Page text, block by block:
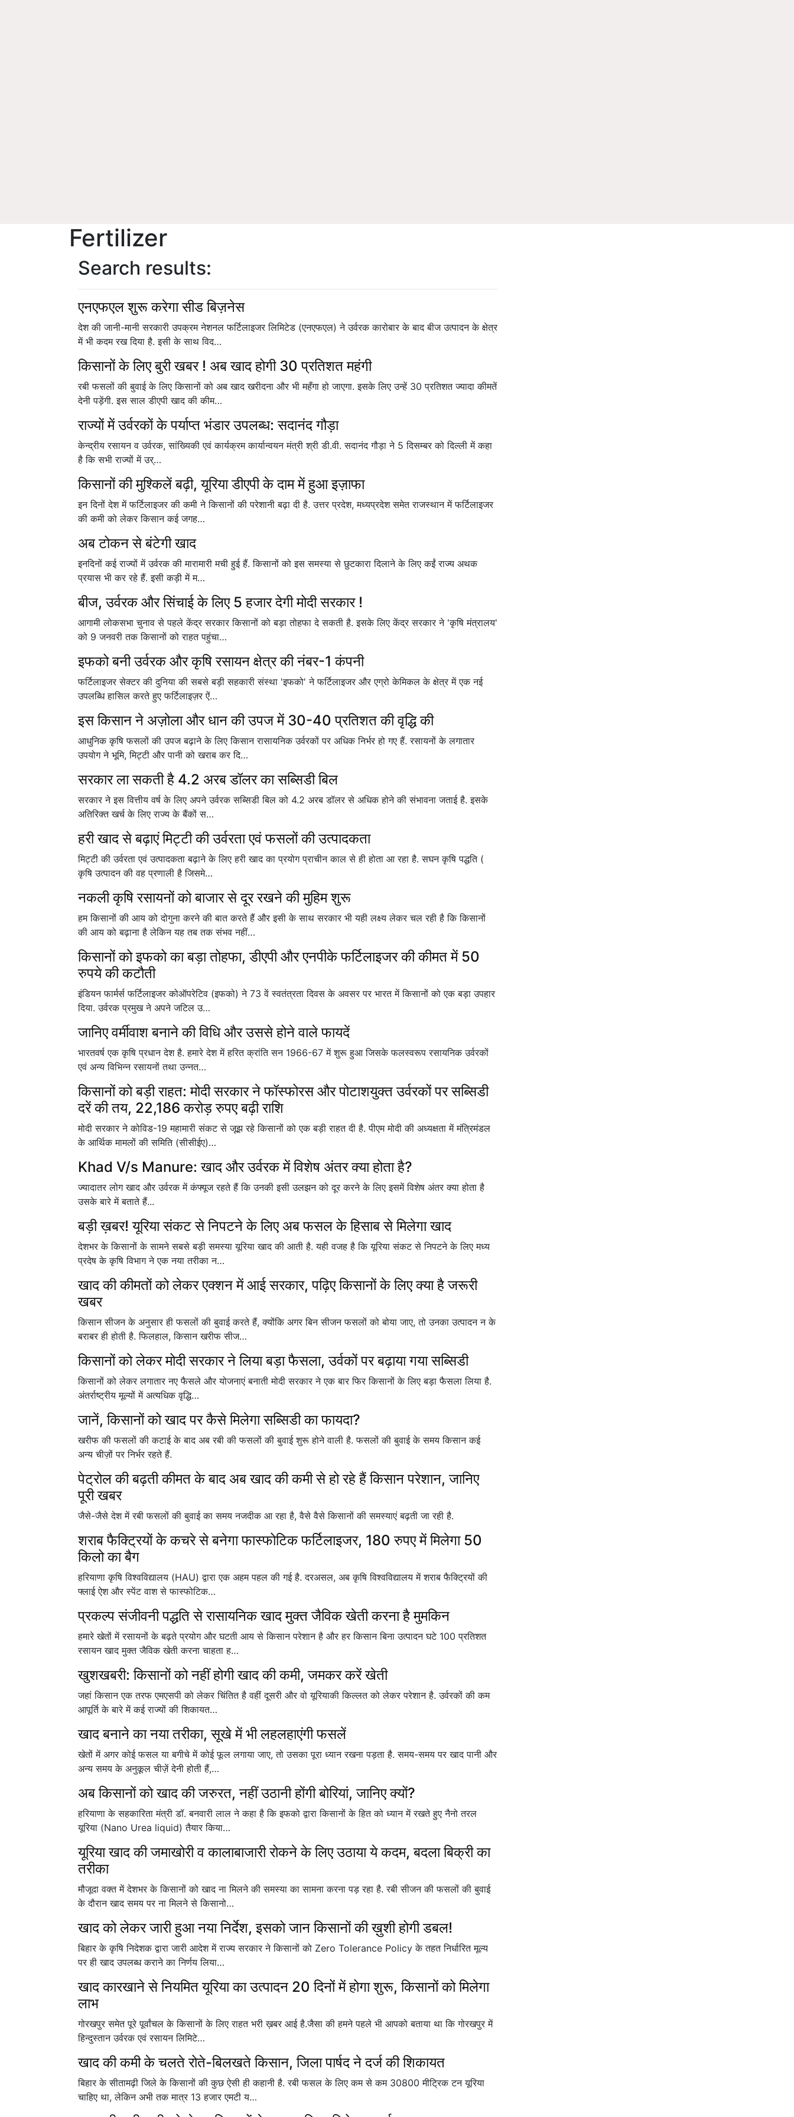
Fertilizer
Search results:
एनएफएल शुरू करेगा सीड बिज़नेस
देश की जानी-मानी सरकारी उपक्रम नेशनल फर्टिलाइजर लिमिटेड (एनएफएल) ने उर्वरक कारोबार के बाद बीज उत्पादन के क्षेत्र
में भी कदम रख दिया है. इसी के साथ विद…
किसानों के लिए बुरी खबर ! अब खाद होगी 30 प्रतिशत महंगी
रबी फसलों की बुवाई के लिए किसानों को अब खाद खरीदना और भी महँगा हो जाएगा. इसके लिए उन्हें 30 प्रतिशत ज्यादा कीमतें
देनी पड़ेंगी. इस साल डीएपी खाद की कीम…
राज्यों में उर्वरकों के पर्याप्त भंडार उपलब्ध: सदानंद गौड़ा
केन्द्रीय रसायन व उर्वरक, सांख्यिकी एवं कार्यक्रम कार्यान्वयन मंत्री श्री डी.वी. सदानंद गौड़ा ने 5 दिसम्बर को दिल्ली में कहा
है कि सभी राज्यों में उर्…
किसानों की मुश्किलें बढ़ी, यूरिया डीएपी के दाम में हुआ इज़ाफा
इन दिनों देश में फर्टिलाइजर की कमी ने किसानों की परेशानी बढ़ा दी है. उत्तर प्रदेश, मध्यप्रदेश समेत राजस्थान में फर्टिलाइजर
की कमी को लेकर किसान कई जगह…
अब टोकन से बंटेगी खाद
इनदिनों कई राज्यों में उर्वरक की मारामारी मची हुई हैं. किसानों को इस समस्या से छुटकारा दिलाने के लिए कईं राज्य अथक
प्रयास भी कर रहे हैं. इसी कड़ी में म…
बीज, उर्वरक और सिंचाई के लिए 5 हजार देगी मोदी सरकार !
आगामी लोकसभा चुनाव से पहले केंद्र सरकार किसानों को बड़ा तोहफा दे सकती है. इसके लिए केंद्र सरकार ने 'कृषि मंत्रालय'
को 9 जनवरी तक किसानों को राहत पहुंचा…
इफको बनी उर्वरक और कृषि रसायन क्षेत्र की नंबर-1 कंपनी
फर्टिलाइजर सेक्टर की दुनिया की सबसे बड़ी सहकारी संस्था 'इफको' ने फर्टिलाइजर और एग्रो केमिकल के क्षेत्र में एक नई
उपलब्धि हासिल करते हुए फर्टिलाइज़र ऐं…
इस किसान ने अज़ोला और धान की उपज में 30-40 प्रतिशत की वृद्धि की
आधुनिक कृषि फसलों की उपज बढ़ाने के लिए किसान रासायनिक उर्वरकों पर अधिक निर्भर हो गए हैं. रसायनों के लगातार
उपयोग ने भूमि, मिट्टी और पानी को खराब कर दि…
सरकार ला सकती है 4.2 अरब डॉलर का सब्सिडी बिल
सरकार ने इस वित्तीय वर्ष के लिए अपने उर्वरक सब्सिडी बिल को 4.2 अरब डॉलर से अधिक होने की संभावना जताई है. इसके
अतिरिक्त खर्च के लिए राज्य के बैंकों स…
हरी खाद से बढ़ाएं मिट्टी की उर्वरता एवं फसलों की उत्पादकता
मिट्टी की उर्वरता एवं उत्पादकता बढ़ाने के लिए हरी खाद का प्रयोग प्राचीन काल से ही होता आ रहा है. सघन कृषि पद्धति (
कृषि उत्पादन की वह प्रणाली है जिसमे…
नकली कृषि रसायनों को बाजार से दूर रखने की मुहिम शुरू
हम किसानों की आय को दोगुना करने की बात करते हैं और इसी के साथ सरकार भी यही लक्ष्य लेकर चल रही है कि किसानों
की आय को बढ़ाना है लेकिन यह तब तक संभव नहीं…
किसानों को इफको का बड़ा तोहफा, डीएपी और एनपीके फर्टिलाइजर की कीमत में 50
रुपये की कटौती
इंडियन फार्मर्स फर्टिलाइजर कोऑपरेटिव (इफको) ने 73 वें स्वतंत्रता दिवस के अवसर पर भारत में किसानों को एक बड़ा उपहार
दिया. उर्वरक प्रमुख ने अपने जटिल उ…
जानिए वर्मीवाश बनाने की विधि और उससे होने वाले फायदें
भारतवर्ष एक कृषि प्रधान देश है. हमारे देश में हरित क्रांति सन 1966-67 में शुरू हुआ जिसके फलस्वरूप रसायनिक उर्वरकों
एवं अन्य विभिन्न रसायनों तथा उन्नत…
किसानों को बड़ी राहत: मोदी सरकार ने फॉस्फोरस और पोटाशयुक्त उर्वरकों पर सब्सिडी
दरें की तय, 22,186 करोड़ रुपए बढ़ी राशि
मोदी सरकार ने कोविड-19 महामारी संकट से जूझ रहे किसानों को एक बड़ी राहत दी है. पीएम मोदी की अध्यक्षता में मंत्रिमंडल
के आर्थिक मामलों की समिति (सीसीईए)…
Khad V/s Manure: खाद और उर्वरक में विशेष अंतर क्या होता है?
ज्यादातर लोग खाद और उर्वरक में कंफ्यूज रहते हैं कि उनकी इसी उलझन को दूर करने के लिए इसमें विशेष अंतर क्या होता है
उसके बारे में बताते हैं...
बड़ी ख़बर! यूरिया संकट से निपटने के लिए अब फसल के हिसाब से मिलेगा खाद
देशभर के किसानों के सामने सबसे बड़ी समस्या यूरिया खाद की आती है. यही वजह है कि यूरिया संकट से निपटने के लिए मध्य
प्रदेष के कृषि विभाग ने एक नया तरीका न…
खाद की कीमतों को लेकर एक्शन में आई सरकार, पढ़िए किसानों के लिए क्या है जरूरी
खबर
किसान सीजन के अनुसार ही फसलों की बुवाई करते हैं, क्योंकि अगर बिन सीजन फसलों को बोया जाए, तो उनका उत्पादन न के
बराबर ही होती है. फिलहाल, किसान खरीफ सीज…
किसानों को लेकर मोदी सरकार ने लिया बड़ा फैसला, उर्वकों पर बढ़ाया गया सब्सिडी
किसानों को लेकर लगातार नए फैसले और योजनाएं बनाती मोदी सरकार ने एक बार फिर किसानों के लिए बड़ा फैसला लिया है.
अंतर्राष्ट्रीय मूल्यों में अत्यधिक वृद्धि…
जानें, किसानों को खाद पर कैसे मिलेगा सब्सिडी का फायदा?
खरीफ की फसलों की कटाई के बाद अब रबी की फसलों की बुवाई शुरू होने वाली है. फसलों की बुवाई के समय किसान कई
अन्य चीज़ों पर निर्भर रहते हैं.
पेट्रोल की बढ़ती कीमत के बाद अब खाद की कमी से हो रहे हैं किसान परेशान, जानिए
पूरी खबर
जैसे-जैसे देश में रबी फसलों की बुवाई का समय नजदीक आ रहा है, वैसे वैसे किसानों की समस्याएं बढ़ती जा रही है.
शराब फैक्ट्रियों के कचरे से बनेगा फास्फोटिक फर्टिलाइजर, 180 रुपए में मिलेगा 50
किलो का बैग
हरियाणा कृषि विश्वविद्यालय (HAU) द्वारा एक अहम पहल की गई है. दरअसल, अब कृषि विश्वविद्यालय में शराब फैक्ट्रियों की
फ्लाई ऐश और स्पेंट वाश से फास्फोटिक…
प्रकल्प संजीवनी पद्धति से रासायनिक खाद मुक्त जैविक खेती करना है मुमकिन
हमारे खेतों में रसायनों के बढ़ते प्रयोग और घटती आय से किसान परेशान है और हर किसान बिना उत्पादन घटे 100 प्रतिशत
रसायन खाद मुक्त जैविक खेती करना चाहता ह…
खुशखबरी: किसानों को नहीं होगी खाद की कमी, जमकर करें खेती
जहां किसान एक तरफ एमएसपी को लेकर चिंतित है वहीं दूसरी और वो यूरियाकी किल्लत को लेकर परेशान है. उर्वरकों की कम
आपूर्ति के बारे में कई राज्यों की शिकायत…
खाद बनाने का नया तरीका, सूखे में भी लहलहाएंगी फसलें
खेतों में अगर कोई फसल या बगीचे में कोई फूल लगाया जाए, तो उसका पूरा ध्यान रखना पड़ता है. समय-समय पर खाद पानी और
अन्य समय के अनुकूल चीज़ें देनी होती हैं,…
अब किसानों को खाद की जरुरत, नहीं उठानी होंगी बोरियां, जानिए क्यों?
हरियाणा के सहकारिता मंत्री डॉ. बनवारी लाल ने कहा है कि इफको द्वारा किसानों के हित को ध्यान में रखते हुए नैनो तरल
यूरिया (Nano Urea liquid) तैयार किया…
यूरिया खाद की जमाखोरी व कालाबाजारी रोकने के लिए उठाया ये कदम, बदला बिक्री का
तरीका
मौजूदा वक्त में देशभर के किसानों को खाद ना मिलने की समस्या का सामना करना पड़ रहा है. रबी सीजन की फसलों की बुवाई
के दौरान खाद समय पर ना मिलने से किसानो…
खाद को लेकर जारी हुआ नया निर्देश, इसको जान किसानों की ख़ुशी होगी डबल!
बिहार के कृषि निदेशक द्वारा जारी आदेश में राज्य सरकार ने किसानों को Zero Tolerance Policy के तहत निर्धारित मूल्य
पर ही खाद उपलब्ध कराने का निर्णय लिया…
खाद कारखाने से नियमित यूरिया का उत्पादन 20 दिनों में होगा शुरू, किसानों को मिलेगा
लाभ
गोरखपुर समेत पूरे पूर्वांचल के किसानों के लिए राहत भरी ख़बर आई है.जैसा की हमने पहले भी आपको बताया था कि गोरखपुर में
हिन्दुस्तान उर्वरक एवं रसायन लिमिटे…
खाद की कमी के चलते रोते-बिलखते किसान, जिला पार्षद ने दर्ज की शिकायत
बिहार के सीतामढ़ी जिले के किसानों की कुछ ऐसी ही कहानी है. रबी फसल के लिए कम से कम 30800 मीट्रिक टन यूरिया
चाहिए था, लेकिन अभी तक मात्र 13 हजार एमटी य…